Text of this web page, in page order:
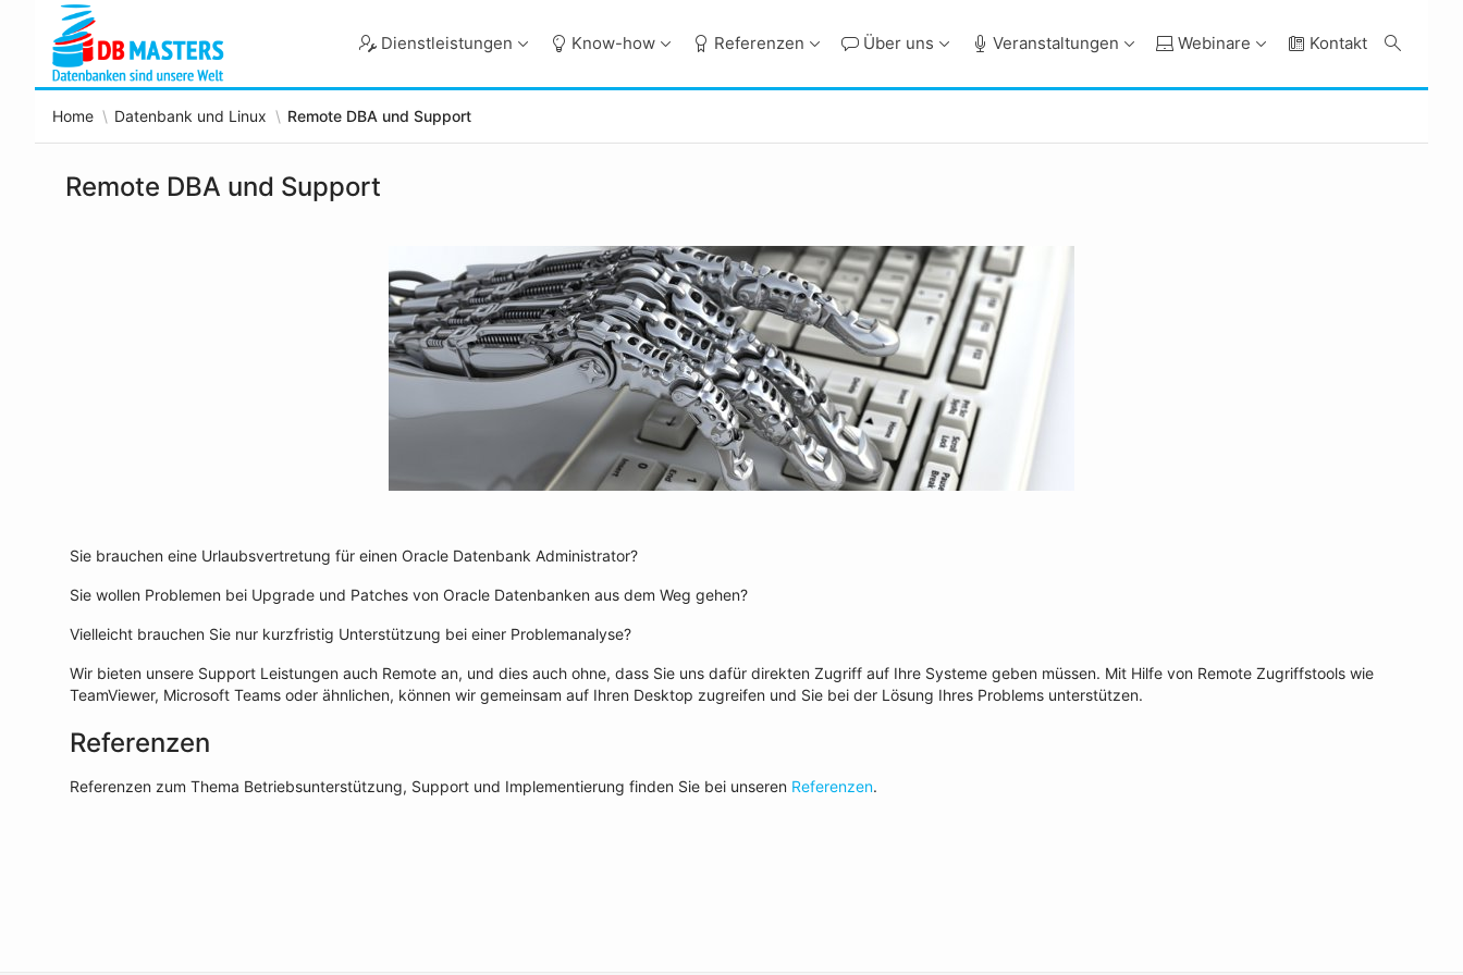
Content
Dienstleistungen Know-how Referenzen Über uns Veranstaltungen Webinare Kontakt
Home Datenbank und Linux Remote DBA und Support
Remote DBA und Support
Sie brauchen eine Urlaubsvertretung für einen Oracle Datenbank Administrator?
Sie wollen Problemen bei Upgrade und Patches von Oracle Datenbanken aus dem Weg gehen?
Vielleicht brauchen Sie nur kurzfristig Unterstützung bei einer Problemanalyse?
Wir bieten unsere Support Leistungen auch Remote an, und dies auch ohne, dass Sie uns dafür direkten Zugriff auf Ihre Systeme geben müssen. Mit Hilfe von Remote Zugriffstools wie
TeamViewer, Microsoft Teams oder ähnlichen, können wir gemeinsam auf Ihren Desktop zugreifen und Sie bei der Lösung Ihres Problems unterstützen.
Referenzen
Referenzen zum Thema Betriebsunterstützung, Support und Implementierung finden Sie bei unseren Referenzen.